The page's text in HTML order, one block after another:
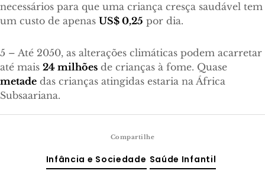
necessários para que uma criança cresça saudável tem
um custo de apenas US$ 0,25 por dia.
5 – Até 2050, as alterações climáticas podem acarretar
até mais 24 milhões de crianças à fome. Quase
metade das crianças atingidas estaria na África
Subsaariana.
Compartilhe
Infância e Sociedade Saúde Infantil